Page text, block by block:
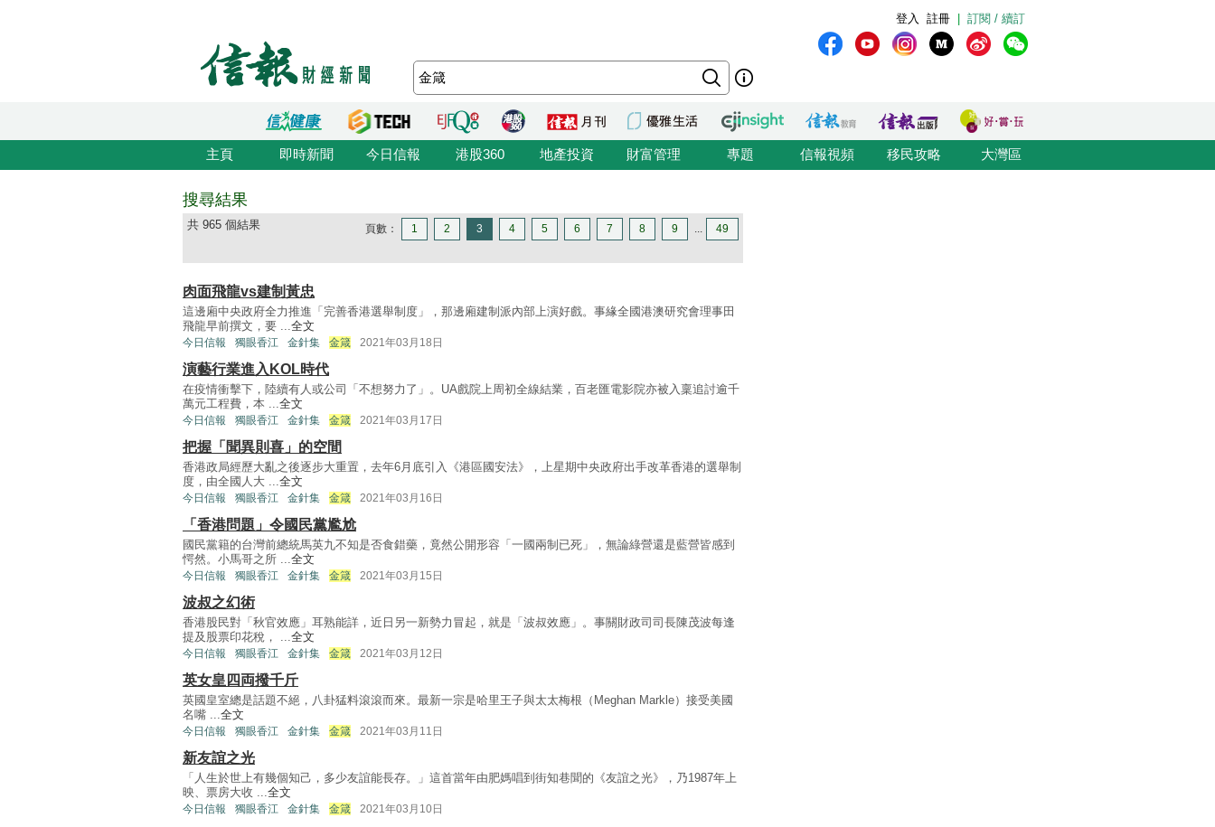
訂閱 / 續訂
註冊
登入
主頁 即時新聞 今日信報 港股360 地產投資 財富管理 專題 信報視頻 移民攻略 大灣區
搜尋結果
共 965 個結果 頁數： 1 2 3 4 5 6 7 8 9 ... 49
肉面飛龍vs建制黃忠
這邊廂中央政府全力推進「完善香港選舉制度」，那邊廂建制派內部上演好戲。事緣全國港澳研究會理事田
飛龍早前撰文，要 ...全文
今日信報 獨眼香江 金針集 金箴 2021年03月18日
演藝行業進入KOL時代
在疫情衝擊下，陸續有人或公司「不想努力了」。UA戲院上周初全線結業，百老匯電影院亦被入稟追討逾千
萬元工程費，本 ...全文
今日信報 獨眼香江 金針集 金箴 2021年03月17日
把握「聞異則喜」的空間
香港政局經歷大亂之後逐步大重置，去年6月底引入《港區國安法》，上星期中央政府出手改革香港的選舉制
度，由全國人大 ...全文
今日信報 獨眼香江 金針集 金箴 2021年03月16日
「香港問題」令國民黨尷尬
國民黨籍的台灣前總統馬英九不知是否食錯藥，竟然公開形容「一國兩制已死」，無論綠營還是藍營皆感到
愕然。小馬哥之所 ...全文
今日信報 獨眼香江 金針集 金箴 2021年03月15日
波叔之幻術
香港股民對「秋官效應」耳熟能詳，近日另一新勢力冒起，就是「波叔效應」。事關財政司司長陳茂波每逢
提及股票印花稅， ...全文
今日信報 獨眼香江 金針集 金箴 2021年03月12日
英女皇四両撥千斤
英國皇室總是話題不絕，八卦猛料滾滾而來。最新一宗是哈里王子與太太梅根（Meghan Markle）接受美國
名嘴 ...全文
今日信報 獨眼香江 金針集 金箴 2021年03月11日
新友誼之光
「人生於世上有幾個知己，多少友誼能長存。」這首當年由肥媽唱到街知巷聞的《友誼之光》，乃1987年上
映、票房大收 ...全文
今日信報 獨眼香江 金針集 金箴 2021年03月10日